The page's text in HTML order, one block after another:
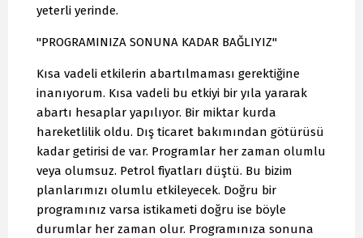
yeterli yerinde.
"PROGRAMINIZA SONUNA KADAR BAĞLIYIZ"
Kısa vadeli etkilerin abartılmaması gerektiğine
inanıyorum. Kısa vadeli bu etkiyi bir yıla yararak
abartı hesaplar yapılıyor. Bir miktar kurda
hareketlilik oldu. Dış ticaret bakımından götürüsü
kadar getirisi de var. Programlar her zaman olumlu
veya olumsuz. Petrol fiyatları düştü. Bu bizim
planlarımızı olumlu etkileyecek. Doğru bir
programınız varsa istikameti doğru ise böyle
durumlar her zaman olur. Programınıza sonuna